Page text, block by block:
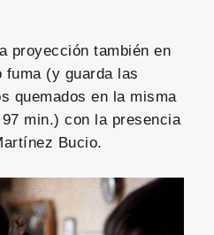
proyección también en
fuma (y guarda las
quemados en la misma
min.) con la presencia
Bucio.